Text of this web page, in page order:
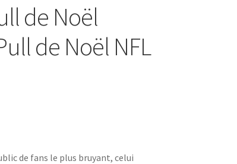
de Noël
de Noël NFL
de fans le plus bruyant, celui